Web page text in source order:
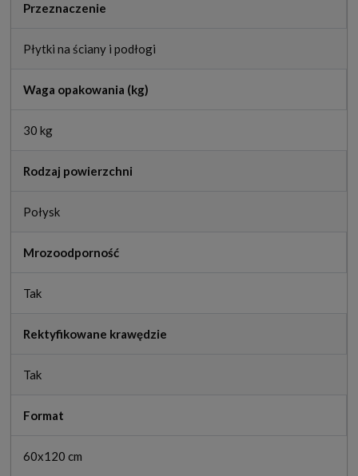
Przeznaczenie
Płytki na ściany i podłogi
Waga opakowania (kg)
30 kg
Rodzaj powierzchni
Połysk
Mrozoodporność
Tak
Rektyfikowane krawędzie
Tak
Format
60x120 cm